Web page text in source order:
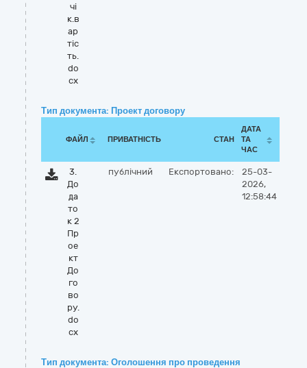
чі
к.в
ар
тіс
ть.
do
cx
Тип документа: Проект договору
ФАЙЛ ПРИВАТНІСТЬ СТАН
ДАТА
ТА
ЧАС
3.
До
да
то
к 2
Пр
ое
кт
До
го
во
ру.
do
cx
публічний Експортовано:
25-03-
2026,
12:58:44
Тип документа: Оголошення про проведення